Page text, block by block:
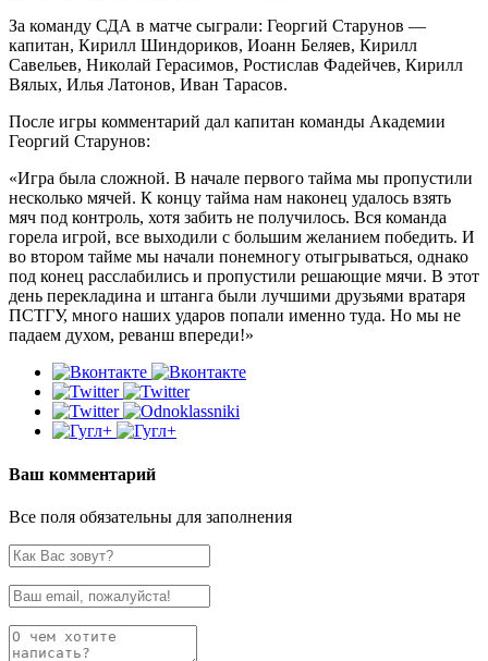
За команду СДА в матче сыграли: Георгий Старунов —
капитан, Кирилл Шиндориков, Иоанн Беляев, Кирилл
Савельев, Николай Герасимов, Ростислав Фадейчев, Кирилл
Вялых, Илья Латонов, Иван Тарасов.
После игры комментарий дал капитан команды Академии
Георгий Старунов:
«Игра была сложной. В начале первого тайма мы пропустили
несколько мячей. К концу тайма нам наконец удалось взять
мяч под контроль, хотя забить не получилось. Вся команда
горела игрой, все выходили с большим желанием победить. И
во втором тайме мы начали понемногу отыгрываться, однако
под конец расслабились и пропустили решающие мячи. В этот
день перекладина и штанга были лучшими друзьями вратаря
ПСТГУ, много наших ударов попали именно туда. Но мы не
падаем духом, реванш впереди!»
Ваш комментарий
Все поля обязательны для заполнения